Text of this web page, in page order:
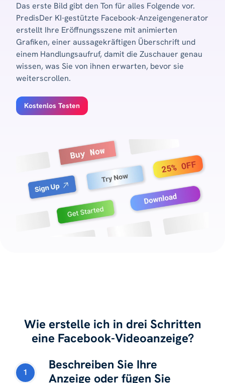
Das erste Bild gibt den Ton für alles Folgende vor.
PredisDer KI-gestützte Facebook-Anzeigengenerator
erstellt Ihre Eröffnungsszene mit animierten
Grafiken, einer aussagekräftigen Überschrift und
einem Handlungsaufruf, damit die Zuschauer genau
wissen, was Sie von ihnen erwarten, bevor sie
weiterscrollen.
Kostenlos Testen
Wie erstelle ich in drei Schritten
eine Facebook-Videoanzeige?
1
Beschreiben Sie Ihre
Anzeige oder fügen Sie